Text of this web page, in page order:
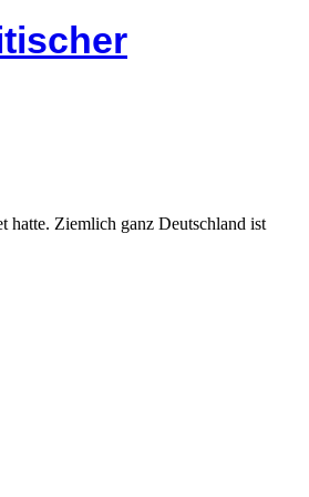
hatte. Ziemlich ganz Deutschland ist